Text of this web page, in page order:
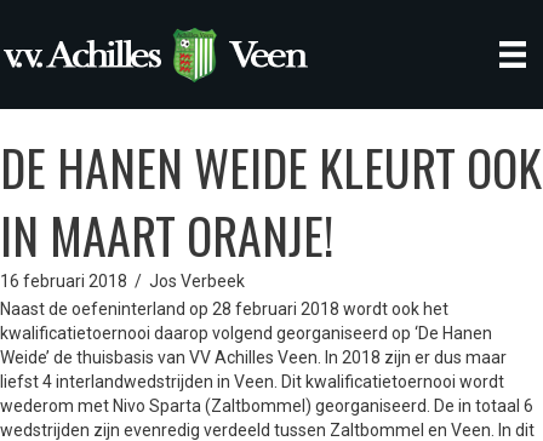
DE HANEN WEIDE KLEURT OOK
IN MAART ORANJE!
16 februari 2018 / Jos Verbeek
Naast de oefeninterland op 28 februari 2018 wordt ook het
kwalificatietoernooi daarop volgend georganiseerd op ‘De Hanen
Weide’ de thuisbasis van VV Achilles Veen. In 2018 zijn er dus maar
liefst 4 interlandwedstrijden in Veen. Dit kwalificatietoernooi wordt
wederom met Nivo Sparta (Zaltbommel) georganiseerd. De in totaal 6
wedstrijden zijn evenredig verdeeld tussen Zaltbommel en Veen. In dit